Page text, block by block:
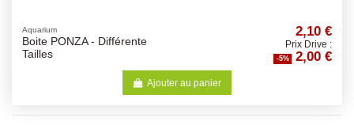
Aquarium
Boite PONZA - Différente
Tailles
2,10 €
Prix Drive :
-5% 2,00 €
Ajouter au panier